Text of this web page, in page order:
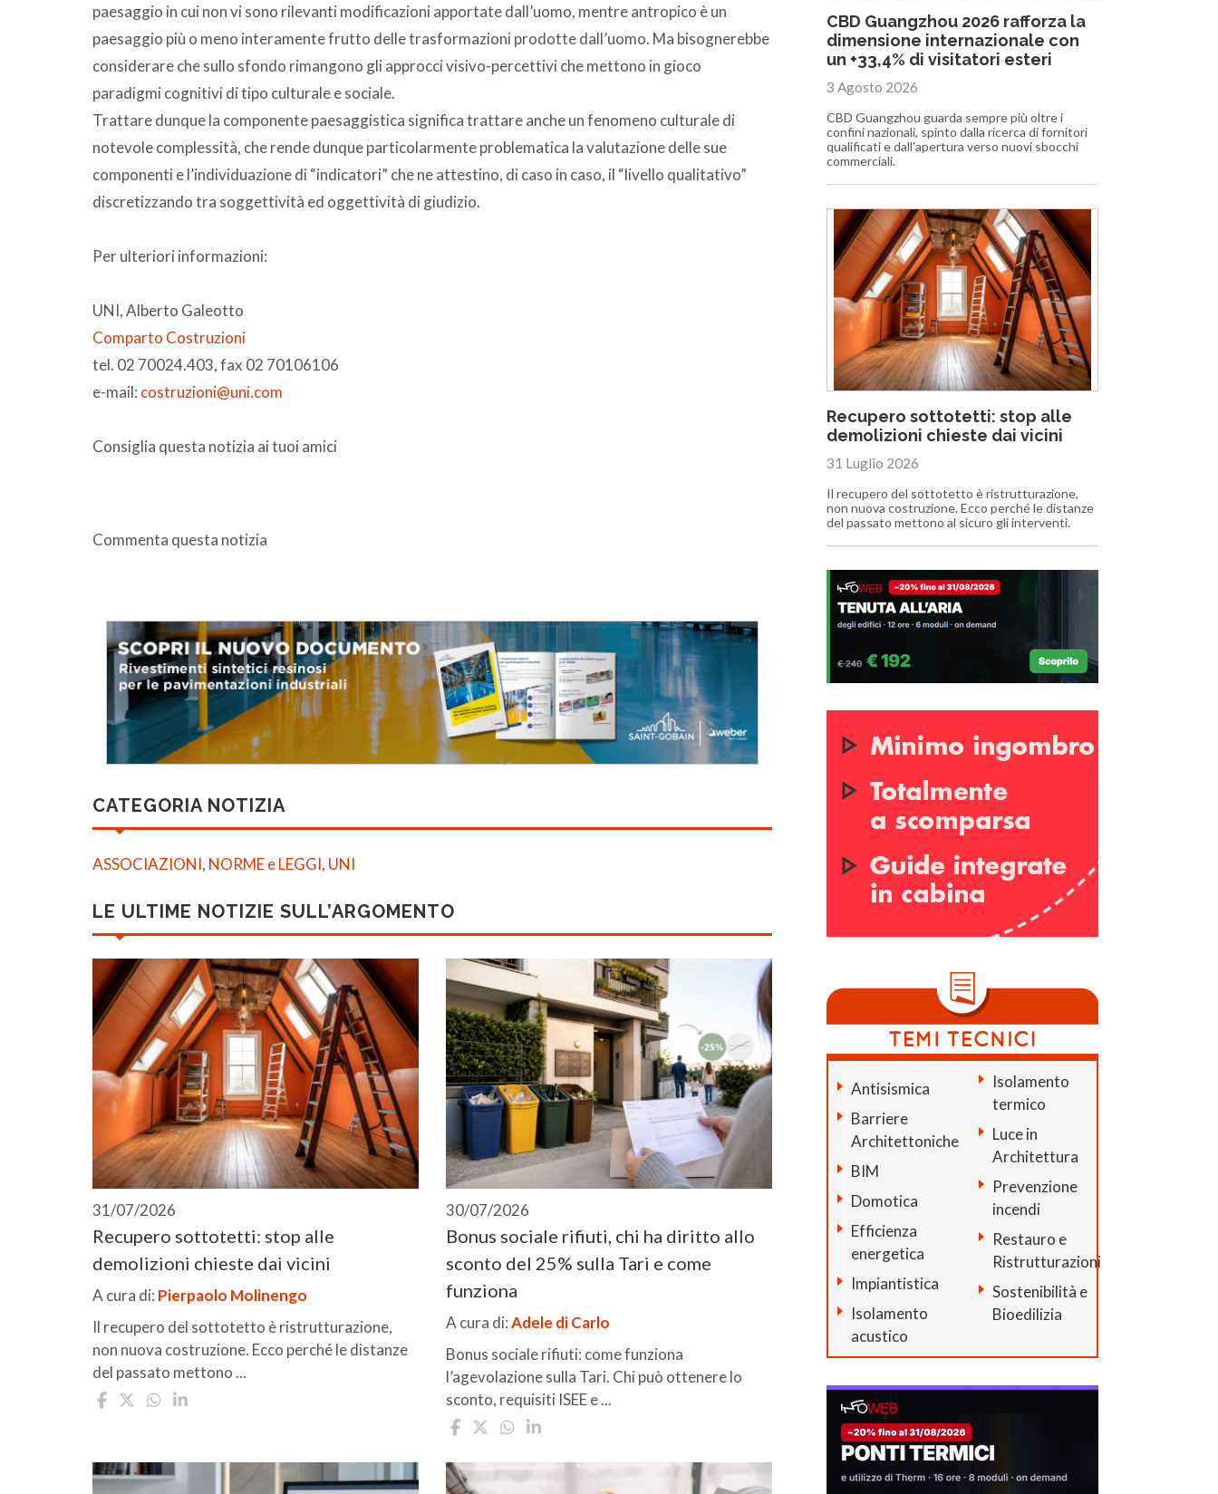
paesaggio in cui non vi sono rilevanti modificazioni apportate dall’uomo, mentre antropico è un
paesaggio più o meno interamente frutto delle trasformazioni prodotte dall’uomo. Ma bisognerebbe
considerare che sullo sfondo rimangono gli approcci visivo-percettivi che mettono in gioco
paradigmi cognitivi di tipo culturale e sociale.
Trattare dunque la componente paesaggistica significa trattare anche un fenomeno culturale di
notevole complessità, che rende dunque particolarmente problematica la valutazione delle sue
componenti e l’individuazione di “indicatori” che ne attestino, di caso in caso, il “livello qualitativo”
discretizzando tra soggettività ed oggettività di giudizio.
Per ulteriori informazioni:
UNI, Alberto Galeotto
Comparto Costruzioni
tel. 02 70024.403, fax 02 70106106
e-mail: costruzioni@uni.com
Consiglia questa notizia ai tuoi amici
Commenta questa notizia
CATEGORIA NOTIZIA
ASSOCIAZIONI, NORME e LEGGI, UNI
LE ULTIME NOTIZIE SULL’ARGOMENTO
31/07/2026
Recupero sottotetti: stop alle
demolizioni chieste dai vicini
A cura di: Pierpaolo Molinengo
Il recupero del sottotetto è ristrutturazione,
non nuova costruzione. Ecco perché le distanze
del passato mettono ...
30/07/2026
Bonus sociale rifiuti, chi ha diritto allo
sconto del 25% sulla Tari e come
funziona
A cura di:Adele di Carlo
Bonus sociale rifiuti: come funziona
l’agevolazione sulla Tari. Chi può ottenere lo
sconto, requisiti ISEE e ...
CBD Guangzhou 2026 rafforza la
dimensione internazionale con
un +33,4% di visitatori esteri
3 Agosto 2026
CBD Guangzhou guarda sempre più oltre i
confini nazionali, spinto dalla ricerca di fornitori
qualificati e dall'apertura verso nuovi sbocchi
commerciali.
Recupero sottotetti: stop alle
demolizioni chieste dai vicini
31 Luglio 2026
Il recupero del sottotetto è ristrutturazione,
non nuova costruzione. Ecco perché le distanze
del passato mettono al sicuro gli interventi.
Antisismica
Barriere
Architettoniche
BIM
Domotica
Efficienza
energetica
Impiantistica
Isolamento
acustico
Isolamento
termico
Luce in
Architettura
Prevenzione
incendi
Restauro e
Ristrutturazioni
Sostenibilità e
Bioedilizia